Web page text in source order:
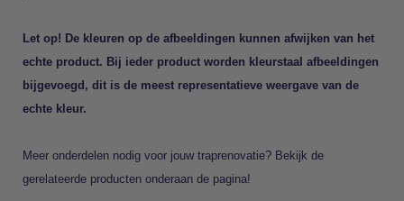
Let op! De kleuren op de afbeeldingen kunnen afwijken van het
echte product. Bij ieder product worden kleurstaal afbeeldingen
bijgevoegd, dit is de meest representatieve weergave van de
echte kleur.
Meer onderdelen nodig voor jouw traprenovatie? Bekijk de
gerelateerde producten onderaan de pagina!